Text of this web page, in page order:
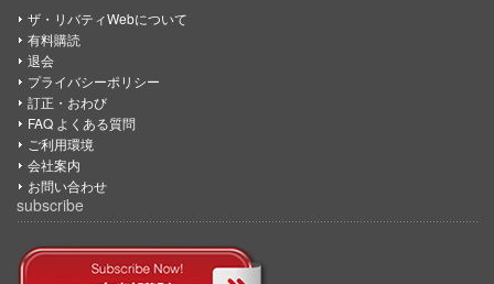
ザ・リバティWebについて
有料購読
退会
プライバシーポリシー
訂正・おわび
FAQ よくある質問
ご利用環境
会社案内
お問い合わせ
subscribe